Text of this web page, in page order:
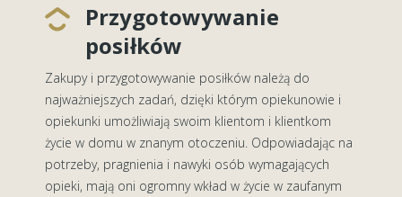
Przygotowywanie
posiłków
Zakupy i przygotowywanie posiłków należą do
najważniejszych zadań, dzięki którym opiekunowie i
opiekunki umożliwiają swoim klientom i klientkom
życie w domu w znanym otoczeniu. Odpowiadając na
potrzeby, pragnienia i nawyki osób wymagających
opieki, mają oni ogromny wkład w życie w zaufanym